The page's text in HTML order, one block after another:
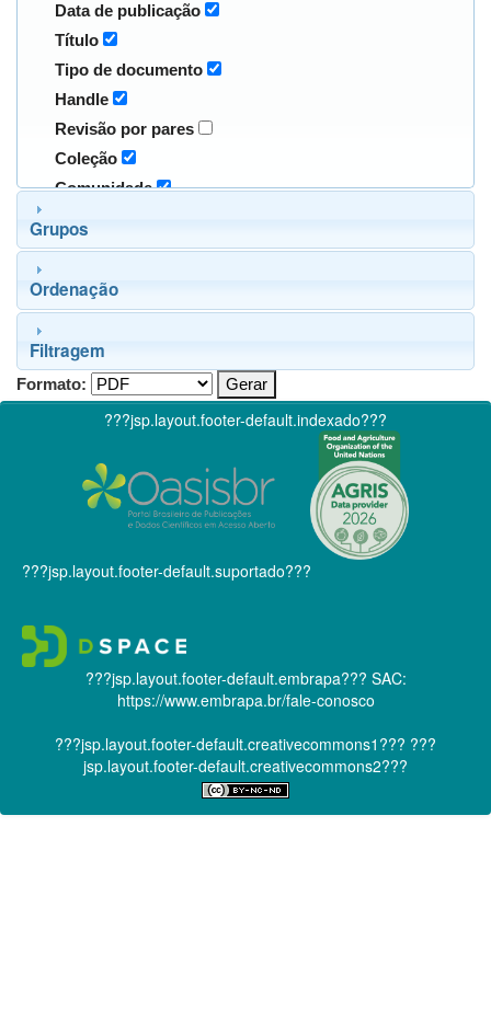
Data de publicação
Título
Tipo de documento
Handle
Revisão por pares
Coleção
Comunidade
Grupos
Ordenação
Filtragem
Formato:
???jsp.layout.footer-default.indexado???
???jsp.layout.footer-default.suportado???
???jsp.layout.footer-default.embrapa??? SAC:
https://www.embrapa.br/fale-conosco
???jsp.layout.footer-default.creativecommons1??? ???
jsp.layout.footer-default.creativecommons2???